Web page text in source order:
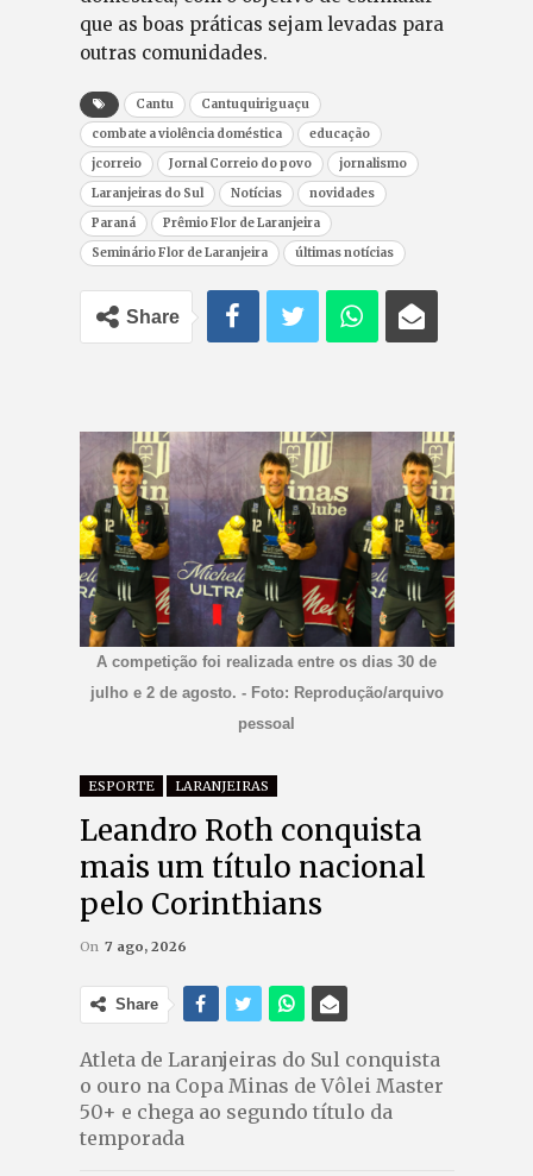
que as boas práticas sejam levadas para
outras comunidades.
Cantu
Cantuquiriguaçu
combate a violência doméstica
educação
jcorreio
Jornal Correio do povo
jornalismo
Laranjeiras do Sul
Notícias
novidades
Paraná
Prêmio Flor de Laranjeira
Seminário Flor de Laranjeira
últimas notícias
Share
A competição foi realizada entre os dias 30 de
julho e 2 de agosto. - Foto: Reprodução/arquivo
pessoal
ESPORTE LARANJEIRAS
Leandro Roth conquista
mais um título nacional
pelo Corinthians
On 7 ago, 2026
Share
Atleta de Laranjeiras do Sul conquista
o ouro na Copa Minas de Vôlei Master
50+ e chega ao segundo título da
temporada